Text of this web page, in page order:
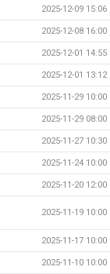
2025-12-09 15:06
2025-12-08 16:00
2025-12-01 14:55
2025-12-01 13:12
2025-11-29 10:00
2025-11-29 08:00
2025-11-27 10:30
2025-11-24 10:00
2025-11-20 12:00
2025-11-19 10:00
2025-11-17 10:00
2025-11-10 10:00